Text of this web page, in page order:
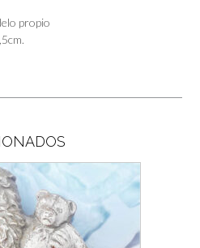
propio